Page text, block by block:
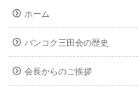
ホーム
バンコク三田会の歴史
会長からのご挨拶